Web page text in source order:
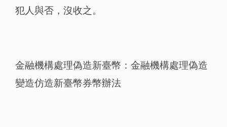
犯人與否，沒收之。
金融機構處理偽造新臺幣：金融機構處理偽造
變造仿造新臺幣券幣辦法